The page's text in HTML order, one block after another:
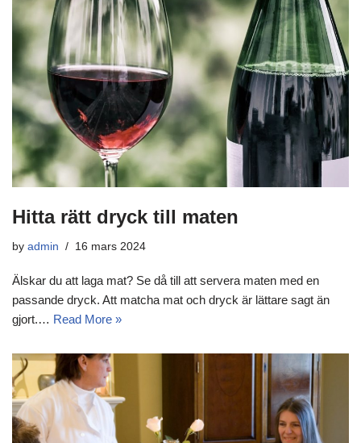
Hitta rätt dryck till maten
by admin 16 mars 2024
Älskar du att laga mat? Se då till att servera maten med en
passande dryck. Att matcha mat och dryck är lättare sagt än
gjort.… Read More »